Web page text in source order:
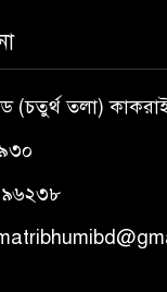
(চতুর্থ তলা)